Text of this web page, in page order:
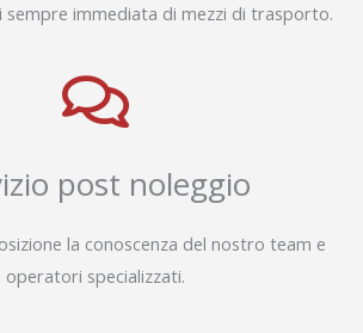
sempre immediata di mezzi di trasporto.
post noleggio
la conoscenza del nostro team e
operatori specializzati.